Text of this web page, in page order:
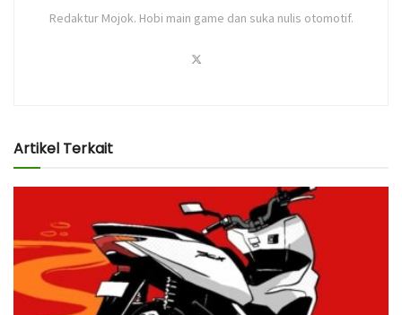
Redaktur Mojok. Hobi main game dan suka nulis otomotif.
Artikel Terkait